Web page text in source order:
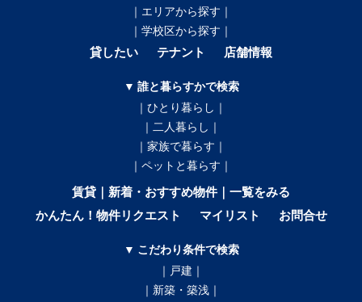
｜エリアから探す｜
｜学校区から探す｜
貸したい テナント 店舗情報
▼ 誰と暮らすかで検索
｜ひとり暮らし｜
｜二人暮らし｜
｜家族で暮らす｜
｜ペットと暮らす｜
賃貸｜新着・おすすめ物件｜一覧をみる
かんたん！物件リクエスト
マイリスト お問合せ
▼ こだわり条件で検索
｜戸建｜
｜新築・築浅｜